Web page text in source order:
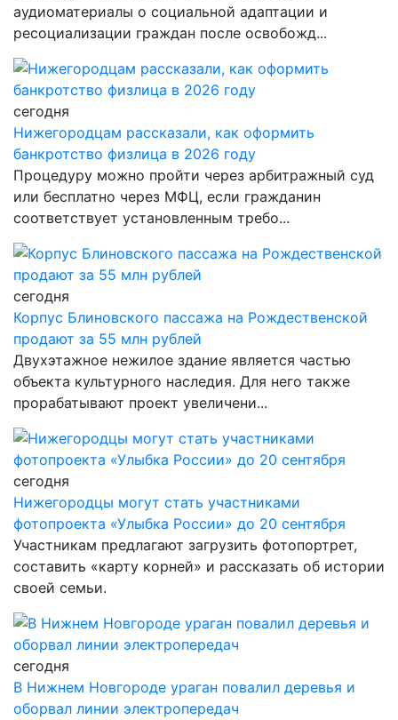
аудиоматериалы о социальной адаптации и
ресоциализации граждан после освобожд...
сегодня
Нижегородцам рассказали, как оформить
банкротство физлица в 2026 году
Процедуру можно пройти через арбитражный суд
или бесплатно через МФЦ, если гражданин
соответствует установленным требо...
сегодня
Корпус Блиновского пассажа на Рождественской
продают за 55 млн рублей
Двухэтажное нежилое здание является частью
объекта культурного наследия. Для него также
прорабатывают проект увеличени...
сегодня
Нижегородцы могут стать участниками
фотопроекта «Улыбка России» до 20 сентября
Участникам предлагают загрузить фотопортрет,
составить «карту корней» и рассказать об истории
своей семьи.
сегодня
В Нижнем Новгороде ураган повалил деревья и
оборвал линии электропередач